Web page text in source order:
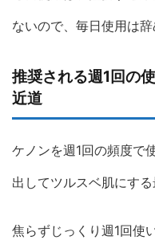
ないので、毎日使用は辞
推奨される週1回の
近道
ケノンを週1回の頻度で
出してツルスベ肌にする
焦らずじっくり週1回使